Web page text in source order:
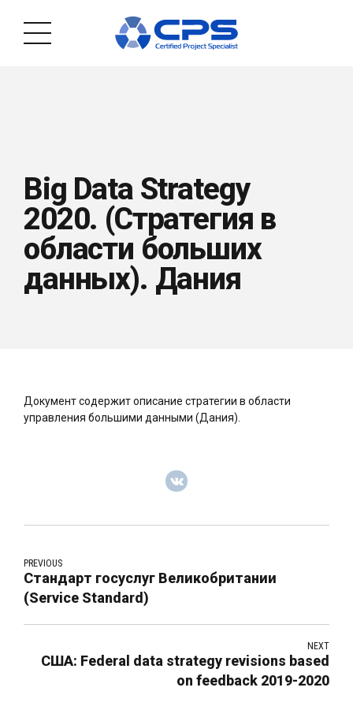
Big Data Strategy
2020. (Стратегия в
области больших
данных). Дания
Документ содержит описание стратегии в области
управления большими данными (Дания).
PREVIOUS
Стандарт госуслуг Великобритании
(Service Standard)
NEXT
США: Federal data strategy revisions based
on feedback 2019-2020